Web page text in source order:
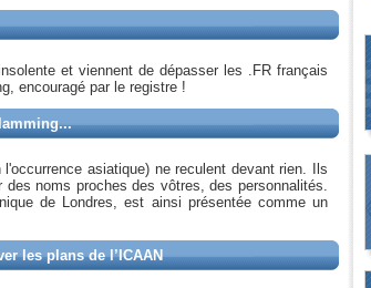
et viennent de dépasser les .FR français
encouragé par le registre !
asiatique) ne reculent devant rien. Ils
noms proches des vôtres, des personnalités.
de Londres, est ainsi présentée comme un
les plans de l’ICAAN